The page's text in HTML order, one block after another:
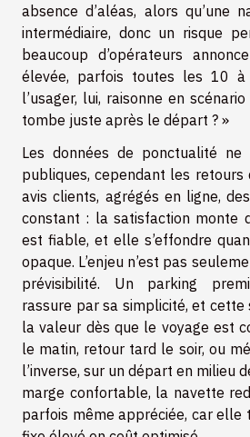
absence d’aléas, alors qu’une
intermédiaire, donc un risque
beaucoup d’opérateurs
élevée, parfois toutes les 10 à
l’usager, lui, raisonne en
tombe juste après le départ ? »
Les données de ponctualité
publiques, cependant les retours
avis clients, agrégés en ligne,
constant : la satisfaction monte
est fiable, et elle s’effondre
opaque. L’enjeu n’est pas
prévisibilité. Un parking
rassure par sa simplicité, et cette
la valeur dès que le voyage est
le matin, retour tard le soir, ou
l’inverse, sur un départ en milieu
marge confortable, la navette
parfois même appréciée, car elle